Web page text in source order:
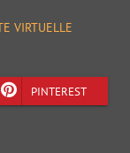
VIRTUELLE
PINTEREST